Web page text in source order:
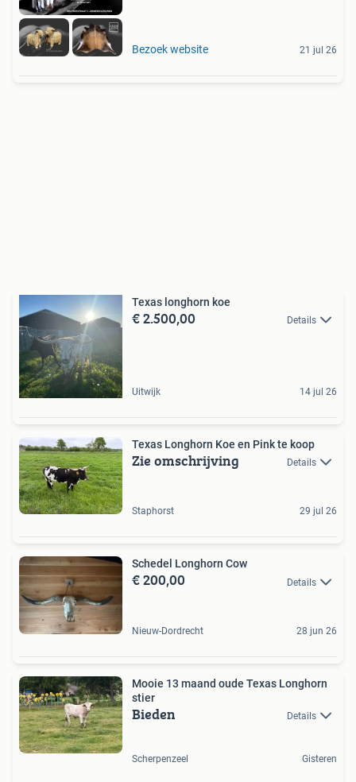
Bezoek website 21 jul 26
Texas longhorn koe
€ 2.500,00 Details
Uitwijk 14 jul 26
Texas Longhorn Koe en Pink te koop
Zie omschrijving Details
Staphorst 29 jul 26
Schedel Longhorn Cow
€ 200,00 Details
Nieuw-Dordrecht 28 jun 26
Mooie 13 maand oude Texas Longhorn
stier
Bieden Details
Scherpenzeel Gisteren